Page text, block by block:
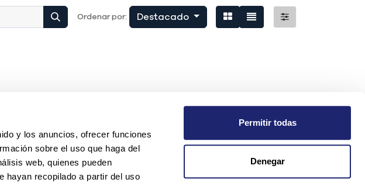
y los anuncios, ofrecer funciones
sobre el uso que haga del
web, quienes pueden
hayan recopilado a partir del uso
Permitir todas
Denegar
Ordenar por: Destacado